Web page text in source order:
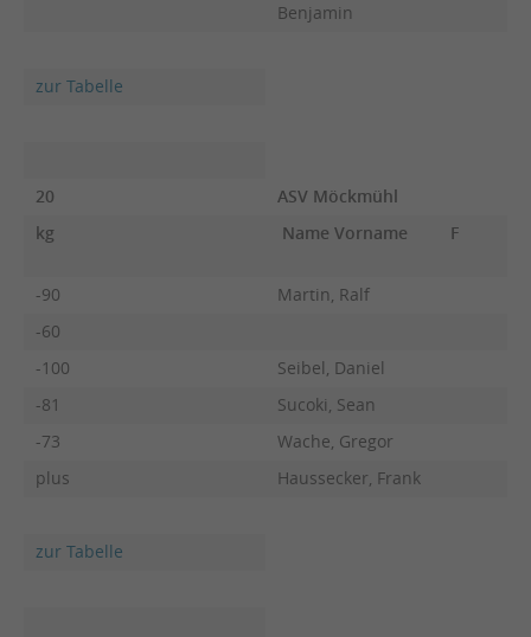
Benjamin
zur Tabelle
20
ASV Möckmühl
kg
Name Vorname F
-90
Martin, Ralf
-60
-100
Seibel, Daniel
-81
Sucoki, Sean
-73
Wache, Gregor
plus
Haussecker, Frank
zur Tabelle